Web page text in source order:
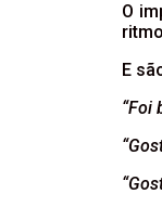
O
E
“Foi